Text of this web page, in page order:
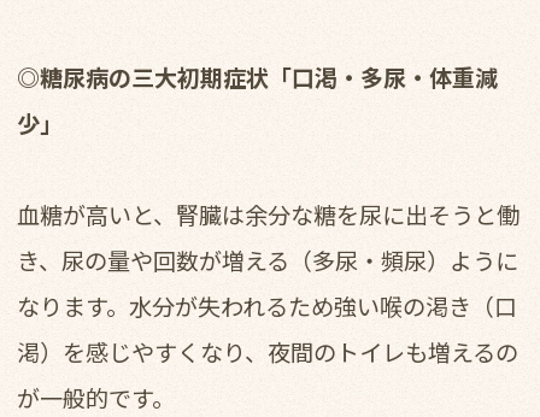
◎糖尿病の三大初期症状「口渇・多尿・体重減
少」
血糖が高いと、腎臓は余分な糖を尿に出そうと働
き、尿の量や回数が増える（多尿・頻尿）ように
なります。水分が失われるため強い喉の渇き（口
渇）を感じやすくなり、夜間のトイレも増えるの
が一般的です。